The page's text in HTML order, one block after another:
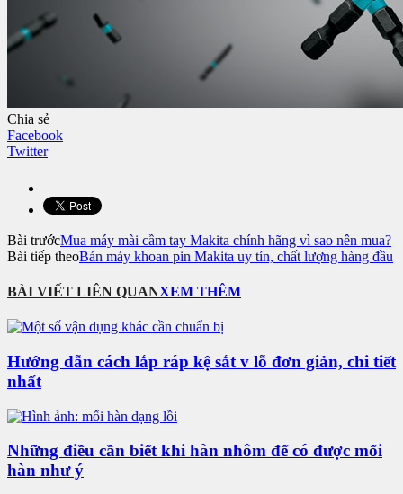
Chia sẻ
Facebook
Twitter
Bài trướcMua máy mài cầm tay Makita chính hãng vì sao nên mua?
Bài tiếp theoBán máy khoan pin Makita uy tín, chất lượng hàng đầu
BÀI VIẾT LIÊN QUANXEM THÊM
Hướng dẫn cách lắp ráp kệ sắt v lỗ đơn giản, chi tiết
nhất
Những điều cần biết khi hàn nhôm để có được mối
hàn như ý